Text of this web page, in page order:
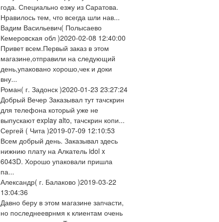
года. Специально езжу из Саратова.
Нравилось тем, что всегда шли нав...
Вадим Васильевич( Полысаево
Кемеровская обл )2020-02-08 12:40:00
Привет всем.Первый заказ в этом
магазине,отправили на следующий
день,упаковано хорошо,чек и доки
вну...
Роман( г. Задонск )2020-01-23 23:27:24
Добрый Вечер Заказывал тут тачскрин
для телефона который уже не
выпускают explay alto, тачскрин копи...
Сергей ( Чита )2019-07-09 12:10:53
Всем добрый день. Заказывал здесь
нижнию плату на Алкатель idol x
6043D. Хорошо упаковали пришла
па...
Александр( г. Балаково )2019-03-22
13:04:36
Давно беру в этом магазине запчасти,
но последнееврнмя к клиентам очень